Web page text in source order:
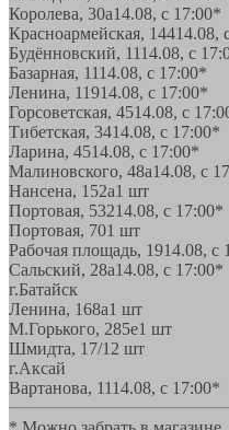
Королева, 30а14.08, с 17:00*
Красноармейская, 14414.08,
Будённовский, 1114.08, с
Базарная, 1114.08, с 17:00*
Ленина, 11914.08, с 17:00*
Горсоветская, 4514.08, с
Тибетская, 3414.08, с 17:00*
Ларина, 4514.08, с 17:00*
Малиновского, 48а14.08, с
Нансена, 152а1 шт
Портовая, 53214.08, с 17:00*
Портовая, 701 шт
Рабочая площадь, 1914.08, с
Сальский, 28a14.08, с 17:00*
г.Батайск
Ленина, 168а1 шт
М.Горького, 285е1 шт
Шмидта, 17/1 2 шт
г.Аксай
Вартанова, 1114.08, с 17:00*